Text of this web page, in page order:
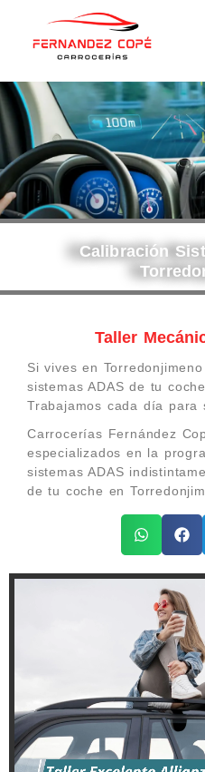
Calibración
Taller
Si vives en
sistemas ADAS de tu
Trabajamos cada día para
Carrocerías Fernández
especializados en la
sistemas ADAS
de tu coche en